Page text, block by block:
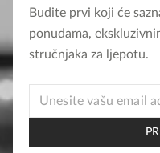
Budite prvi koji će
ponudama,
stručnjaka za ljepotu.
EMAIL